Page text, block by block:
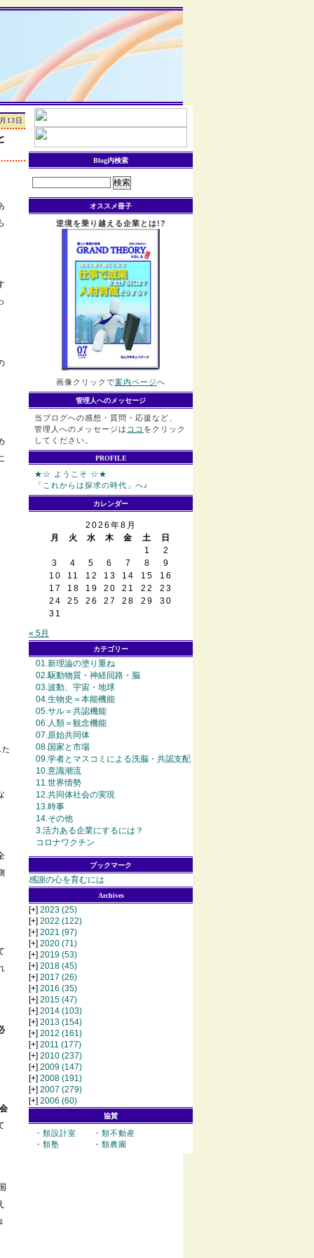
13日
た
Blog内検索
オススメ冊子
逆境を乗り越える企業とは!?
画像クリックで案内ページへ
管理人へのメッセージ
当ブログへの感想・質問・応援など、
管理人へのメッセージは ココ をクリック
してください。
PROFILE
★☆ ようこそ ☆★
「これからは探求の時代」へ♪
カレンダー
2026年8月
月
火 水 木 金 土
日
1
2
3
4 5 6 7 8
9
10
11 12 13 14 15
16
17
18 19 20 21 22
23
24
25 26 27 28 29
30
31
« 5月
カテゴリー
01.新理論の塗り重ね
02.駆動物質・神経回路・脳
03.波動、宇宙・地球
04.生物史＝本能機能
05.サル＝共認機能
06.人類＝観念機能
07.原始共同体
08.国家と市場
09.学者とマスコミによる洗脳・共認支配
10.意識潮流
11.世界情勢
12.共同体社会の実現
13.時事
14.その他
3.活力ある企業にするには？
コロナワクチン
ブックマーク
感謝の心を育むには
Archives
[+] 2023 (25)
[+] 2022 (122)
[+] 2021 (97)
[+] 2020 (71)
[+] 2019 (53)
[+] 2018 (45)
[+] 2017 (26)
[+] 2016 (35)
[+] 2015 (47)
[+] 2014 (103)
[+] 2013 (154)
[+] 2012 (161)
[+] 2011 (177)
[+] 2010 (237)
[+] 2009 (147)
[+] 2008 (191)
[+] 2007 (279)
[+] 2006 (60)
協賛
・ 類設計室 ・ 類不動産
・ 類塾 ・ 類農園